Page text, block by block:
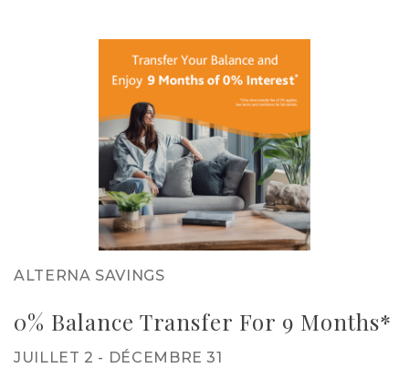
ALTERNA SAVINGS
0% Balance Transfer For 9 Months*
JUILLET 2 - DÉCEMBRE 31